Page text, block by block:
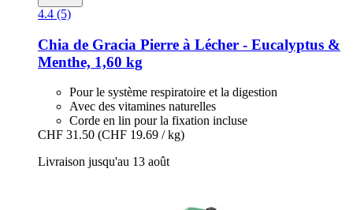
4.4 (5)
Chia de Gracia Pierre à Lécher -​ Eucalyptus &
Menthe, 1,60 kg
Pour le système respiratoire et la digestion
Avec des vitamines naturelles
Corde en lin pour la fixation incluse
CHF 31.50 (CHF 19.69 / kg)
Livraison jusqu'au 13 août